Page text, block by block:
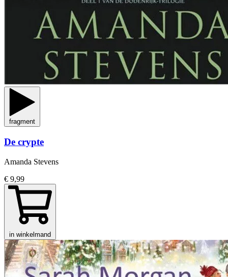
fragment
De crypte
Amanda Stevens
€ 9,99
in winkelmand